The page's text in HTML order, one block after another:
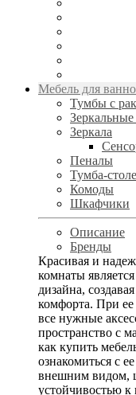
Мебель для
Тумбы с
Зеркала
Пеналы
Тумба-
Комоды
Шкафчики
Описание
Бренды
Красивая и
комнаты
дизайна,
комфорта. При ее
все нужные
пространство с
как купить
ознакомиться с
внешним видом,
устойчивостью